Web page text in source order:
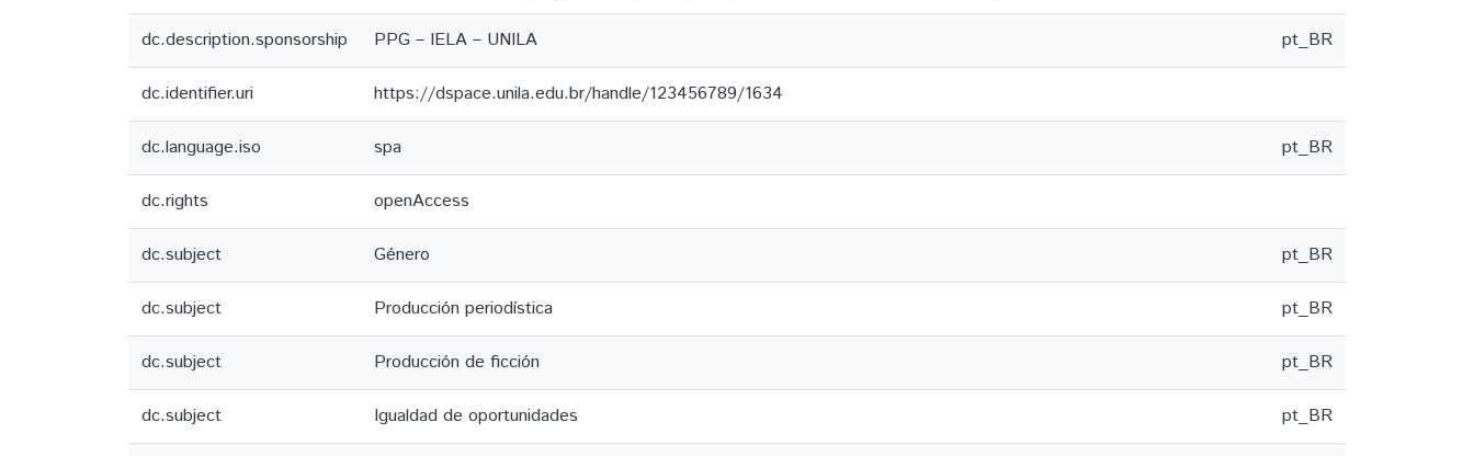
dc.description.sponsorship PPG – IELA – UNILA pt_BR
dc.identifier.uri https://dspace.unila.edu.br/handle/123456789/1634
dc.language.iso spa pt_BR
dc.rights openAccess
dc.subject Género pt_BR
dc.subject Producción periodística pt_BR
dc.subject Producción de ficción pt_BR
dc.subject Igualdad de oportunidades pt_BR